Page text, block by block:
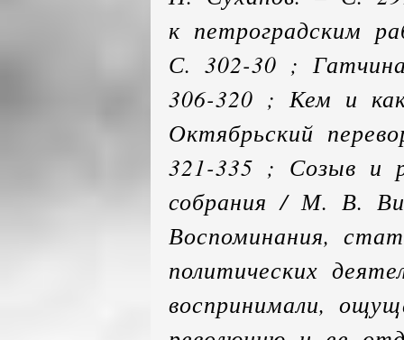
к петроградским
С. 302-30 ;
306-320 ; Кем и
Октябрьский
321-335 ; Созыв и
собрания / М. В.
Воспоминания,
политических
воспринимали,